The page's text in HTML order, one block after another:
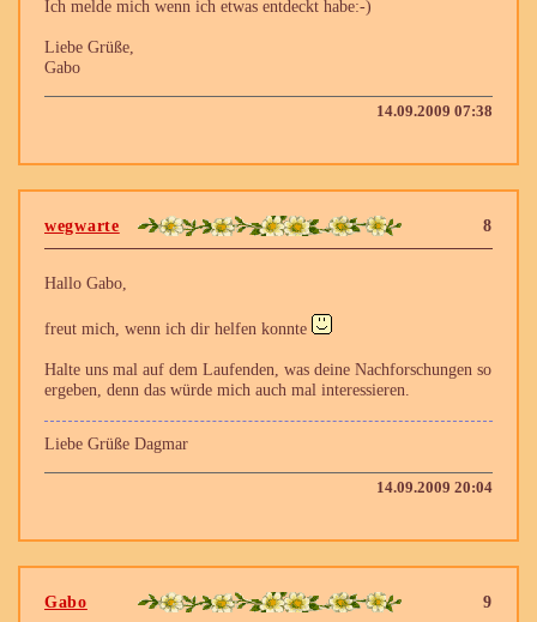
Ich melde mich wenn ich etwas entdeckt habe:-)
Liebe Grüße,
Gabo
14.09.2009 07:38
8
wegwarte
Hallo Gabo,
freut mich, wenn ich dir helfen konnte
Halte uns mal auf dem Laufenden, was deine Nachforschungen so
ergeben, denn das würde mich auch mal interessieren.
Liebe Grüße Dagmar
14.09.2009 20:04
9
Gabo